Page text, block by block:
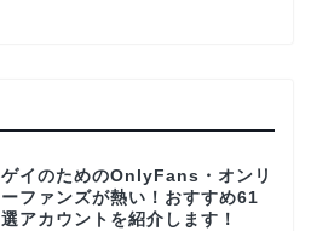
ゲイのためのOnlyFans・オンリ
ーファンズが熱い！おすすめ61
選アカウントを紹介します！